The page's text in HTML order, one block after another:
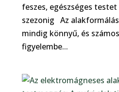
feszes, egészséges
szezonig Az
mindig könnyű, és
figyelembe...